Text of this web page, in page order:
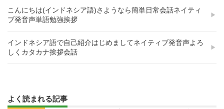
こんにちは(インドネシア語)さようなら簡単日常会話ネイティ
ブ発音声単語勉強挨拶
インドネシア語で自己紹介はじめましてネイティブ発音声よろ
しくカタカナ挨拶会話
よく読まれる記事